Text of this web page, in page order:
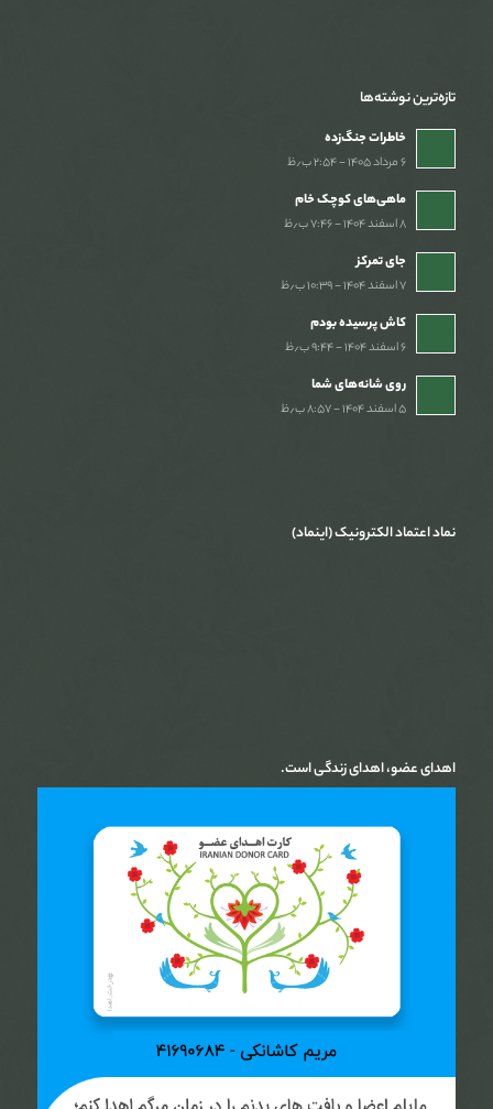
تازه‌ترین نوشته‌ها
خاطرات جنگ‌‌زده
۶ مرداد ۱۴۰۵ - ۲:۵۴ ب٫ظ
ماهی‌های کوچک خام
۸ اسفند ۱۴۰۴ - ۷:۴۶ ب٫ظ
جای تمرکز
۷ اسفند ۱۴۰۴ - ۱۰:۳۹ ب٫ظ
کاش پرسیده بودم
۶ اسفند ۱۴۰۴ - ۹:۴۴ ب٫ظ
روی شانه‌های شما
۵ اسفند ۱۴۰۴ - ۸:۵۷ ب٫ظ
نماد اعتماد الکترونیک (اینماد)
اهدای عضو، اهدای زندگی است.